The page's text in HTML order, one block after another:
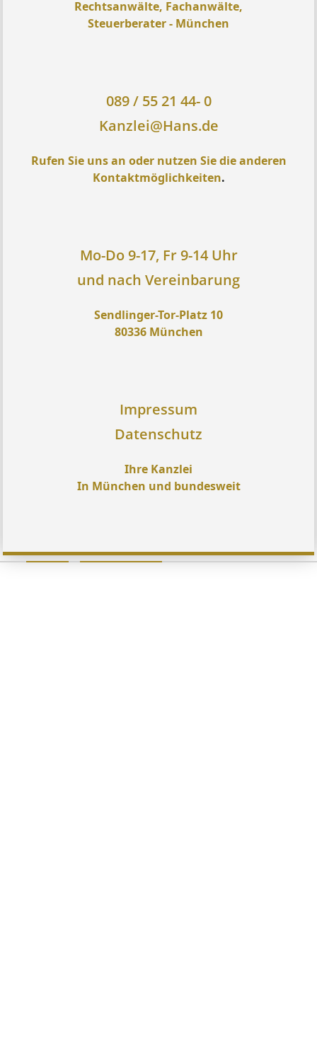
Rechtsanwälte, Fachanwälte,
Steuerberater - München
089 / 55 21 44- 0
Kanzlei@Hans.de
Rufen Sie uns an oder nutzen Sie die anderen
Kontaktmöglichkeiten.
Mo-Do 9-17, Fr 9-14 Uhr
und nach Vereinbarung
Sendlinger-Tor-Platz 10
80336 München
Impressum
Datenschutz
Ihre Kanzlei
In München und bundesweit